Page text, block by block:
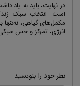
در نهایت، باید به یاد
است. انتخاب سبک
مکمل‌های گیاهی،
انرژی، تمرکز و حس
نظر خود را بنویسید